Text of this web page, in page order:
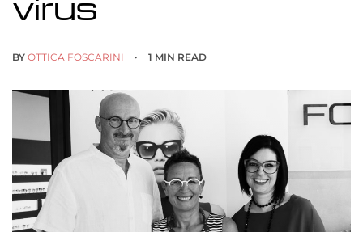
BY OTTICA FOSCARINI 1 MIN READ